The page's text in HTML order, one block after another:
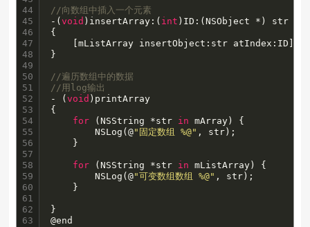
44
45
46
47
48
49
50
51
52
53
54
55
56
57
58
59
60
61
62
63
//向数组中插入一个元素
-(void )insertArray:( int )ID:(NSObject *) str
{
    [mListArray insertObject:str atIndex:ID];
}
//遍历数组中的数据
//用log输出
- (void )printArray
{
for (NSString *str in mArray) {
        NSLog(@
"固定数组 %@" , str);
    }
for (NSString *str in mListArray) {
        NSLog(@
"可变数组数组 %@" , str);
    }
}
@end